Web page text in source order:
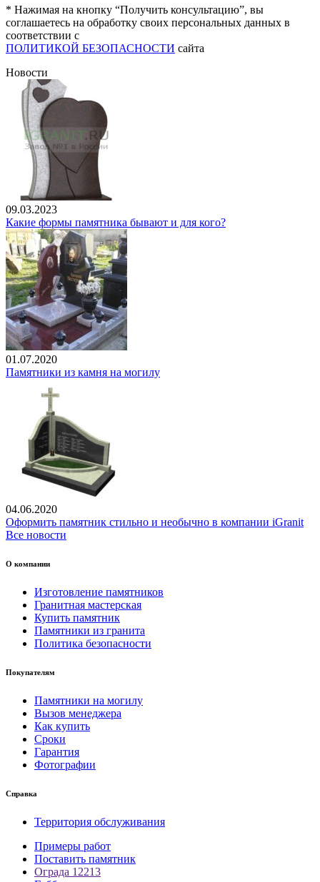
* Нажимая на кнопку “Получить консультацию”, вы
соглашаетесь на обработку своих персональных данных в
соответствии с
ПОЛИТИКОЙ БЕЗОПАСНОСТИ сайта
Новости
09.03.2023
Какие формы памятника бывают и для кого?
01.07.2020
Памятники из камня на могилу
04.06.2020
Оформить памятник стильно и необычно в компании iGranit
Все новости
О компании
Изготовление памятников
Гранитная мастерская
Купить памятник
Памятники из гранита
Политика безопасности
Покупателям
Памятники на могилу
Вызов менеджера
Как купить
Сроки
Гарантия
Фотографии
Справка
Территория обслуживания
Примеры работ
Поставить памятник
Ограда 12213